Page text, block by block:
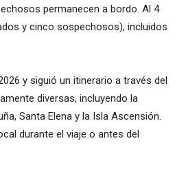
permanecen a bordo. Al 4
y cinco sospechosos), incluidos
y siguió un itinerario a través del
diversas, incluyendo la
Santa Elena y la Isla Ascensión.
durante el viaje o antes del